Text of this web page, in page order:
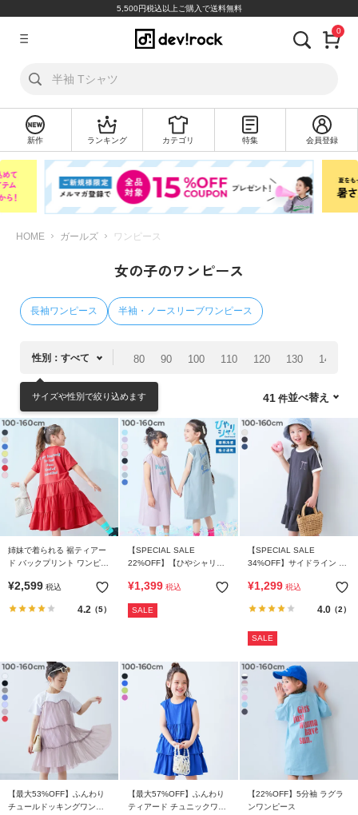
5,500円税込以上ご購入で送料無料
ロ
新
カ
ら
探
ラ
ン
キ
ン
グ
ら
探
新
特
0
新作 ランキング カテゴリ 特集 会員登録
HOME ガールズ ワンピース
女の子のワンピース
長袖ワンピース 半袖・ノースリーブワンピース
性別：すべて 80 90 100 110 120 130 140
サイズや性別で絞り込めます 並べ替え
41
姉妹で着られる 裾ティアー
ド バックプリント ワンピー
¥2,599 税込
4.2 （5）
【SPECIAL SALE
22%OFF】【ひやシャリ】
タンクワンピース
¥1,399 税込
SALE
【SPECIAL SALE
34%OFF】サイドライン テ
¥1,299 税込
4.0（2）
SALE
【最大53%OFF】ふんわり
チュールドッキングワンピ
【最大57%OFF】ふんわり
ティアード チュニックワン
【22%OFF】5分袖 ラグラ
ンワンピース